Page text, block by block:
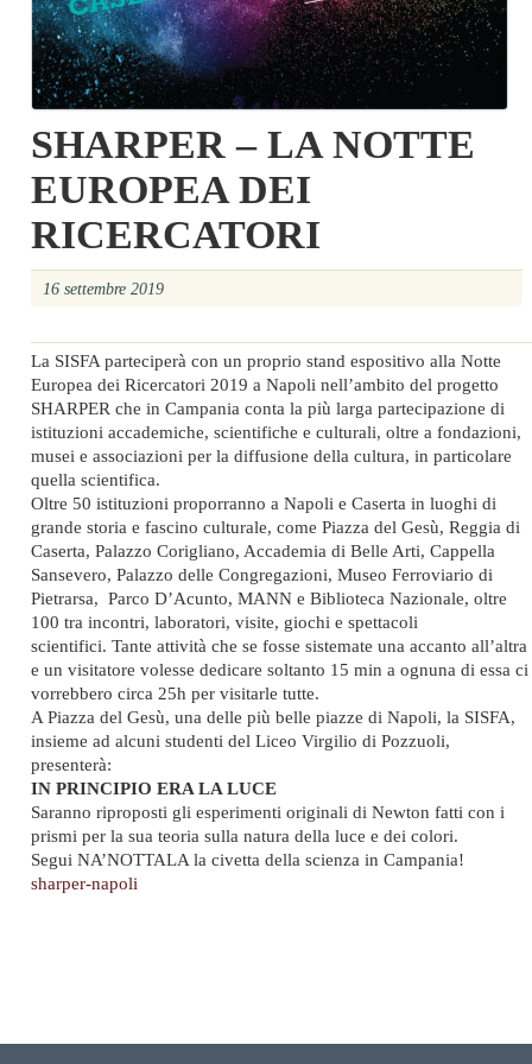
SHARPER – LA NOTTE
EUROPEA DEI
RICERCATORI
16 settembre 2019
La SISFA parteciperà con un proprio stand espositivo alla Notte
Europea dei Ricercatori 2019 a Napoli nell’ambito del progetto
SHARPER che in Campania conta la più larga partecipazione di
istituzioni accademiche, scientifiche e culturali, oltre a fondazioni,
musei e associazioni per la diffusione della cultura, in particolare
quella scientifica.
Oltre 50 istituzioni proporranno a Napoli e Caserta in luoghi di
grande storia e fascino culturale, come Piazza del Gesù, Reggia di
Caserta, Palazzo Corigliano, Accademia di Belle Arti, Cappella
Sansevero, Palazzo delle Congregazioni, Museo Ferroviario di
Pietrarsa, Parco D’Acunto, MANN e Biblioteca Nazionale, oltre
100 tra incontri, laboratori, visite, giochi e spettacoli
scientifici. Tante attività che se fosse sistemate una accanto all’altra
e un visitatore volesse dedicare soltanto 15 min a ognuna di essa ci
vorrebbero circa 25h per visitarle tutte.
A Piazza del Gesù, una delle più belle piazze di Napoli, la SISFA,
insieme ad alcuni studenti del Liceo Virgilio di Pozzuoli,
presenterà:
IN PRINCIPIO ERA LA LUCE
Saranno riproposti gli esperimenti originali di Newton fatti con i
prismi per la sua teoria sulla natura della luce e dei colori.
Segui NA’NOTTALA la civetta della scienza in Campania!
sharper-napoli